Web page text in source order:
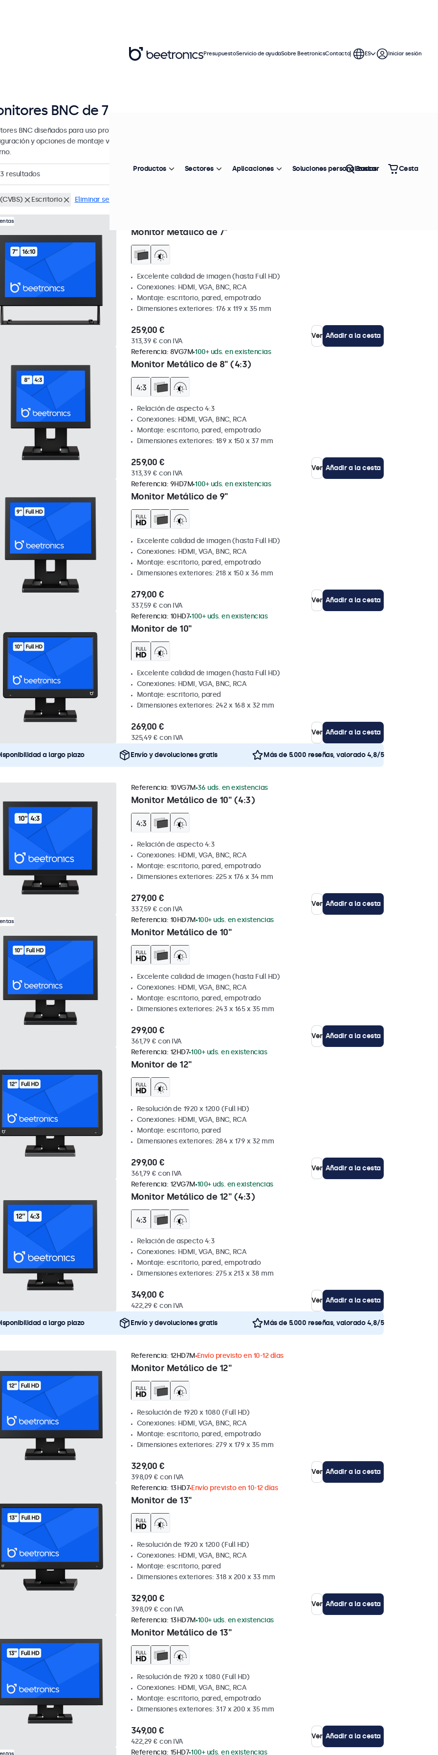
BNC de 7 a 32 pulgadas
BNC diseñados para uso profesional y continuo. Estos monitores BNC ofrecen amplias opciones de
y opciones de montaje versátiles, lo que les permite integrarse perfectamente en cualquier
resultados Top ventas
Escritorio Eliminar selección
Monitor Metálico de 7"
Excelente calidad de imagen (hasta Full HD)
Conexiones: HDMI, VGA, BNC, RCA
Montaje: escritorio, pared, empotrado
Dimensiones exteriores: 176 x 119 x 35 mm
259,00 €
313,39 € con IVA
Ver Añadir a la cesta
Monitor Metálico de 8" (4:3)
Referencia: 8VG7M 100+ uds. en existencias
Relación de aspecto 4:3
Conexiones: HDMI, VGA, BNC, RCA
Montaje: escritorio, pared, empotrado
Dimensiones exteriores: 189 x 150 x 37 mm
259,00 €
313,39 € con IVA
Ver Añadir a la cesta
Monitor Metálico de 9"
Referencia: 9HD7M 100+ uds. en existencias
Excelente calidad de imagen (hasta Full HD)
Conexiones: HDMI, VGA, BNC, RCA
Montaje: escritorio, pared, empotrado
Dimensiones exteriores: 218 x 150 x 36 mm
279,00 €
337,59 € con IVA
Ver Añadir a la cesta
Monitor de 10"
Referencia: 10HD7 100+ uds. en existencias
Excelente calidad de imagen (hasta Full HD)
Conexiones: HDMI, VGA, BNC, RCA
Montaje: escritorio, pared
Dimensiones exteriores: 242 x 168 x 32 mm
269,00 €
325,49 € con IVA
Ver Añadir a la cesta
a largo plazo Envío y devoluciones gratis Más de 5.000 reseñas, valorado 4,8/5
Monitor Metálico de 10" (4:3)
Referencia: 10VG7M 36 uds. en existencias
Relación de aspecto 4:3
Conexiones: HDMI, VGA, BNC, RCA
Montaje: escritorio, pared, empotrado
Dimensiones exteriores: 225 x 176 x 34 mm
279,00 €
337,59 € con IVA
Ver Añadir a la cesta
Monitor Metálico de 10"
Referencia: 10HD7M 100+ uds. en existencias
Excelente calidad de imagen (hasta Full HD)
Conexiones: HDMI, VGA, BNC, RCA
Montaje: escritorio, pared, empotrado
Dimensiones exteriores: 243 x 165 x 35 mm
299,00 €
361,79 € con IVA
Ver Añadir a la cesta
Monitor de 12"
Referencia: 12HD7 100+ uds. en existencias
Resolución de 1920 x 1200 (Full HD)
Conexiones: HDMI, VGA, BNC, RCA
Montaje: escritorio, pared
Dimensiones exteriores: 284 x 179 x 32 mm
299,00 €
361,79 € con IVA
Ver Añadir a la cesta
Monitor Metálico de 12" (4:3)
Referencia: 12VG7M 100+ uds. en existencias
Relación de aspecto 4:3
Conexiones: HDMI, VGA, BNC, RCA
Montaje: escritorio, pared, empotrado
Dimensiones exteriores: 275 x 213 x 38 mm
349,00 €
422,29 € con IVA
Ver Añadir a la cesta
a largo plazo Envío y devoluciones gratis Más de 5.000 reseñas, valorado 4,8/5
Monitor Metálico de 12"
Referencia: 12HD7M Envío previsto en 10-12 días
Resolución de 1920 x 1080 (Full HD)
Conexiones: HDMI, VGA, BNC, RCA
Montaje: escritorio, pared, empotrado
Dimensiones exteriores: 279 x 179 x 35 mm
329,00 €
398,09 € con IVA
Ver Añadir a la cesta
Monitor de 13"
Referencia: 13HD7 Envío previsto en 10-12 días
Resolución de 1920 x 1200 (Full HD)
Conexiones: HDMI, VGA, BNC, RCA
Montaje: escritorio, pared
Dimensiones exteriores: 318 x 200 x 33 mm
329,00 €
398,09 € con IVA
Ver Añadir a la cesta
Monitor Metálico de 13"
Referencia: 13HD7M 100+ uds. en existencias
Resolución de 1920 x 1080 (Full HD)
Conexiones: HDMI, VGA, BNC, RCA
Montaje: escritorio, pared, empotrado
Dimensiones exteriores: 317 x 200 x 35 mm
349,00 €
422,29 € con IVA
Ver Añadir a la cesta
Referencia: 15HD7 100+ uds. en existencias
PresupuestoServicio de ayudaSobre BeetronicsContacto ES Iniciar sesión
Productos Sectores Aplicaciones Soluciones personalizadas
Buscar Cesta